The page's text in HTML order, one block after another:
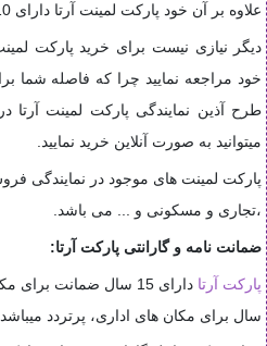
علاوه بر آن خود پارکت لمینت آرتا دارای 10 سال ضمانت نامه می باشد.
دیگر نیازی نیست برای خرید پارکت
خود مراجعه نمایید چرا که فاصله شما
میتوانید به صورت آنلاین خرید نمایید.
پارکت لمینت های موجود در نمایندگی
،تجاری و مسکونی و ... می باشد.
ضمانت نامه و گارانتی پارکت آرتا:
پارکت آرتا
سال برای مکان های اداری، پرتردد میباشد.